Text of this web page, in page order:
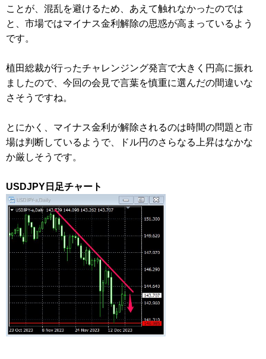
ことが、混乱を避けるため、あえて触れなかったのでは
と、市場ではマイナス金利解除の思惑が高まっているよう
です。
植田総裁が行ったチャレンジング発言で大きく円高に振れ
ましたので、今回の会見で言葉を慎重に選んだの間違いな
さそうですね。
とにかく、マイナス金利が解除されるのは時間の問題と市
場は判断しているようで、ドル円のさらなる上昇はなかな
か厳しそうです。
USDJPY日足チャート